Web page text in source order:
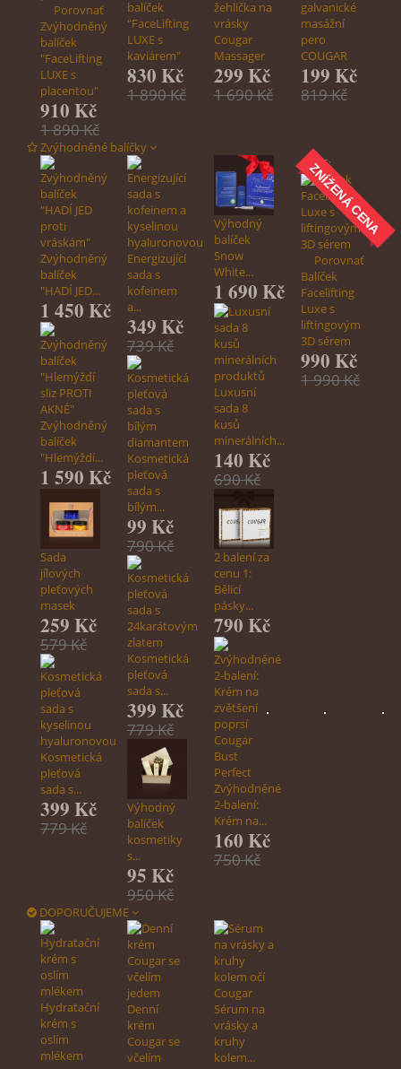
Porovnať
Zvýhodněný
balíček
"FaceLifting
LUXE s
placentou"
910 Kč
1 890 Kč
balíček
"FaceLifting
LUXE s
kaviárem"
830 Kč
1 890 Kč
žehlička na
vrásky
Cougar
Massager
299 Kč
1 690 Kč
galvanické
masážní
pero
COUGAR
199 Kč
819 Kč
Zvýhodněné balíčky
Zvýhodněný
balíček
"HADÍ JED...
1 450 Kč
Zvýhodněný
balíček
"Hlemýždí...
1 590 Kč
Sada
jílových
pleťových
masek
259 Kč
579 Kč
Kosmetická
pleťová
sada s...
399 Kč
779 Kč
Energizující
sada s
kofeinem
a...
349 Kč
739 Kč
Kosmetická
pleťová
sada s
bílým...
99 Kč
790 Kč
Kosmetická
pleťová
sada s...
399 Kč
779 Kč
Výhodný
balíček
kosmetiky
s...
95 Kč
950 Kč
Výhodný
balíček
Snow
White...
1 690 Kč
Luxusní
sada 8
kusů
minerálních...
140 Kč
690 Kč
2 balení za
cenu 1:
Bělicí
pásky...
790 Kč
Zvýhodněné
2-balení:
Krém na...
160 Kč
750 Kč
AKCE:
ZNÍŽENÁ CENA
Porovnať
Balíček
Facelifting
Luxe s
liftingovým
3D sérem
990 Kč
1 990 Kč
DOPORUČUJEME
Hydratační
krém s
oslím
mlékem
Denní
krém
Cougar se
včelím
Sérum na
vrásky a
kruhy
kolem...